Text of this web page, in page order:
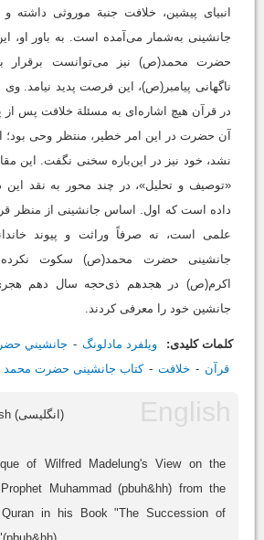
انبیای پیشین، خلافت جنبة موروثی داشته
جانشینی به‌شمار می‌آمده است. به باور او،
حضرت محمد(ص) نیز می‌توانست برقرار
ناگهانی پیامبر(ص)، این فرصت پدید نیامد.
در قرآن هیچ اشاره‌ای به مسئلة خلافت پس از
آن حضرت در این امر خطیر، منتظر وحی بود؛
نشد، خود نیز در این‌باره سخنی نگفت. این
«توصیف و تحلیل»، در چند محور به نقد این
داده است که اول. اساس جانشینی از منظر
علمی است، نه صرفاً وراثت و پیوند
جانشینی حضرت محمد(ص) سکوت نکرده
اکرم(ص) در هجدهم ذی‌حجه سال دهم
جانشین خود را معرفی کردند.
کلمات کلیدی: ويلفرد مادلونگ
جانشيني
قرآن
خلافت کتاب جانشینی حضرت محمد
Article data in English (انگلیسی)
of Wilfred Madelung's View on the
Muhammad (pbuh&hh) from the
in his Book "The Succession of